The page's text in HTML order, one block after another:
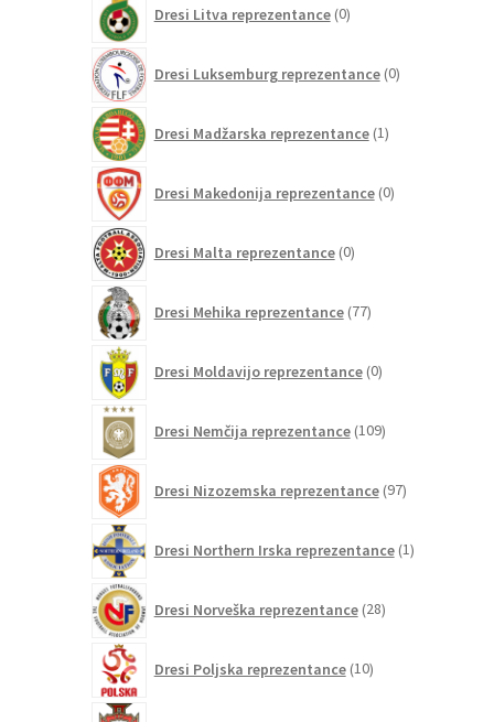
Dresi Litva reprezentance 0izdelkov
Dresi Luksemburg reprezentance 0izdelkov
Dresi Madžarska reprezentance 1izdelek
Dresi Makedonija reprezentance 0izdelkov
Dresi Malta reprezentance 0izdelkov
Dresi Mehika reprezentance 77izdelkov
Dresi Moldavijo reprezentance 0izdelkov
Dresi Nemčija reprezentance 109izdelkov
Dresi Nizozemska reprezentance 97izdelkov
Dresi Northern Irska reprezentance 1izdelek
Dresi Norveška reprezentance 28izdelkov
Dresi Poljska reprezentance 10izdelkov